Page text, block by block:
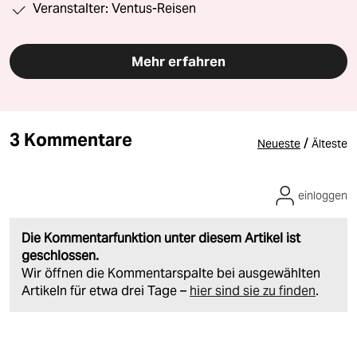
Veranstalter: Ventus-Reisen
Mehr erfahren
3 Kommentare Neueste / Älteste
Die Kommentarfunktion unter diesem Artikel ist
geschlossen.
Wir öffnen die Kommentarspalte bei ausgewählten
Artikeln für etwa drei Tage – hier sind sie zu finden.
einloggen